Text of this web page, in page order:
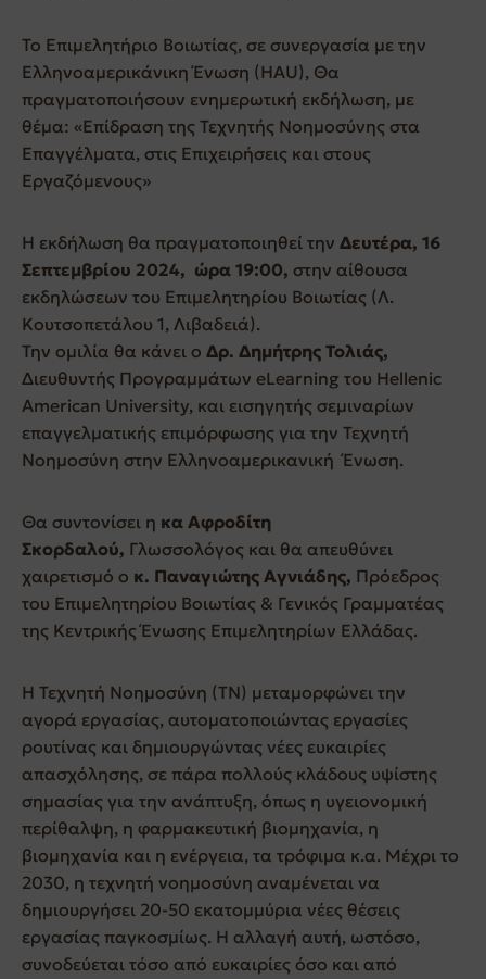
Το Επιμελητήριο Βοιωτίας, σε συνεργασία με την
Ελληνοαμερικάνικη Ένωση (HAU), Θα
πραγματοποιήσουν ενημερωτική εκδήλωση, με
θέμα: «Επίδραση της Τεχνητής Νοημοσύνης στα
Επαγγέλματα, στις Επιχειρήσεις και στους
Εργαζόμενους»
Η εκδήλωση θα πραγματοποιηθεί την Δευτέρα, 16
Σεπτεμβρίου 2024, ώρα 19:00, στην αίθουσα
εκδηλώσεων του Επιμελητηρίου Βοιωτίας (Λ.
Κουτσοπετάλου 1, Λιβαδειά).
Την ομιλία θα κάνει ο Δρ. Δημήτρης Τολιάς,
Διευθυντής Προγραμμάτων eLearning του Hellenic
American University, και εισηγητής σεμιναρίων
επαγγελματικής επιμόρφωσης για την Τεχνητή
Νοημοσύνη στην Ελληνοαμερικανική Ένωση.
Θα συντονίσει η κα Αφροδίτη
Σκορδαλού, Γλωσσολόγος και θα απευθύνει
χαιρετισμό ο κ. Παναγιώτης Αγνιάδης, Πρόεδρος
του Επιμελητηρίου Βοιωτίας & Γενικός Γραμματέας
της Κεντρικής Ένωσης Επιμελητηρίων Ελλάδας.
Η Τεχνητή Νοημοσύνη (ΤΝ) μεταμορφώνει την
αγορά εργασίας, αυτοματοποιώντας εργασίες
ρουτίνας και δημιουργώντας νέες ευκαιρίες
απασχόλησης, σε πάρα πολλούς κλάδους υψίστης
σημασίας για την ανάπτυξη, όπως η υγειονομική
περίθαλψη, η φαρμακευτική βιομηχανία, η
βιομηχανία και η ενέργεια, τα τρόφιμα κ.α. Μέχρι το
2030, η τεχνητή νοημοσύνη αναμένεται να
δημιουργήσει 20-50 εκατομμύρια νέες θέσεις
εργασίας παγκοσμίως. Η αλλαγή αυτή, ωστόσο,
συνοδεύεται τόσο από ευκαιρίες όσο και από